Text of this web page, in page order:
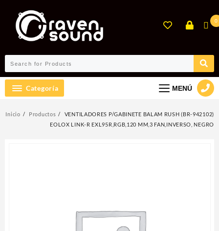
contenido
0
Categoría MENÚ
Inicio Productos
VENTILADORES P/GABINETE BALAM RUSH (BR-942102)
EOLOX LINK-R EXL95R,RGB,120 MM,3 FAN,INVERSO, NEGRO